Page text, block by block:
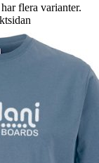
flera varianter.